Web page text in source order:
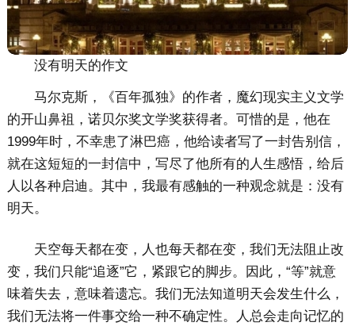
没有明天的作文
马尔克斯，《百年孤独》的作者，魔幻现实主义文学
的开山鼻祖，诺贝尔奖文学奖获得者。可惜的是，他在
1999年时，不幸患了淋巴癌，他给读者写了一封告别信，
就在这短短的一封信中，写尽了他所有的人生感悟，给后
人以各种启迪。其中，我最有感触的一种观念就是：没有
明天。
天空每天都在变，人也每天都在变，我们无法阻止改
变，我们只能“追逐”它，紧跟它的脚步。因此，“等”就意
味着失去，意味着遗忘。我们无法知道明天会发生什么，
我们无法将一件事交给一种不确定性。人总会走向记忆的